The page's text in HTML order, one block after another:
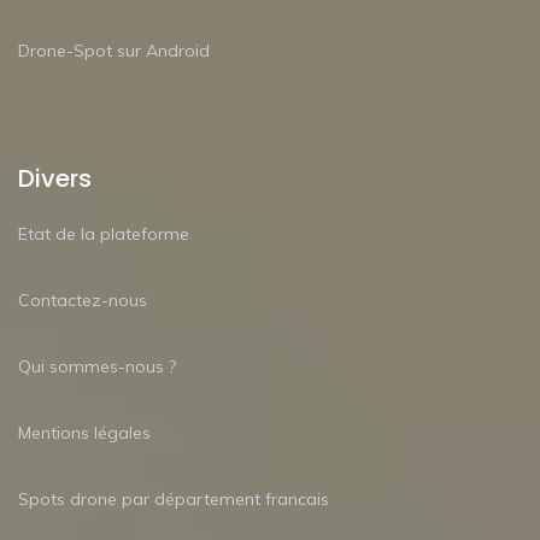
Drone-Spot sur Android
Divers
Etat de la plateforme
Contactez-nous
Qui sommes-nous ?
Mentions légales
Spots drone par département francais